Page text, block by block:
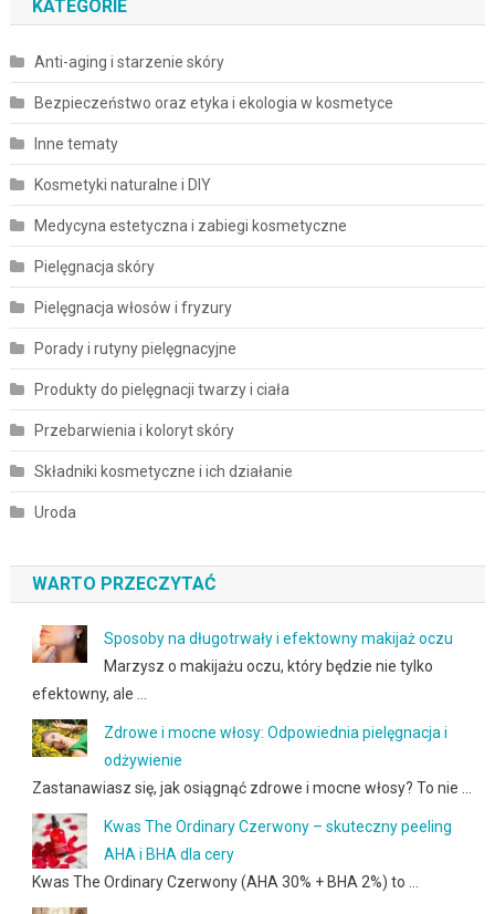
KATEGORIE
Anti-aging i starzenie skóry
Bezpieczeństwo oraz etyka i ekologia w kosmetyce
Inne tematy
Kosmetyki naturalne i DIY
Medycyna estetyczna i zabiegi kosmetyczne
Pielęgnacja skóry
Pielęgnacja włosów i fryzury
Porady i rutyny pielęgnacyjne
Produkty do pielęgnacji twarzy i ciała
Przebarwienia i koloryt skóry
Składniki kosmetyczne i ich działanie
Uroda
WARTO PRZECZYTAĆ
Sposoby na długotrwały i efektowny makijaż oczu
Marzysz o makijażu oczu, który będzie nie tylko
efektowny, ale …
Zdrowe i mocne włosy: Odpowiednia pielęgnacja i
odżywienie
Zastanawiasz się, jak osiągnąć zdrowe i mocne włosy? To nie …
Kwas The Ordinary Czerwony – skuteczny peeling
AHA i BHA dla cery
Kwas The Ordinary Czerwony (AHA 30% + BHA 2%) to …